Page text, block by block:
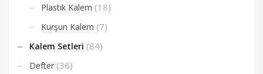
Plastik Kalem (18)
Kurşun Kalem (7)
Kalem Setleri (84)
Defter (36)